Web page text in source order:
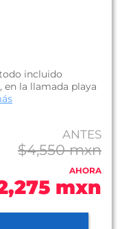
incluido
en la llamada playa
ANTES
$4,550 mxn
AHORA
mxn